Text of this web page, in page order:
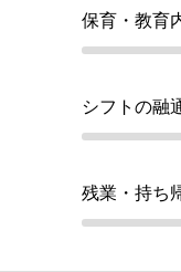
保育・教育
シフトの融
残業・持ち